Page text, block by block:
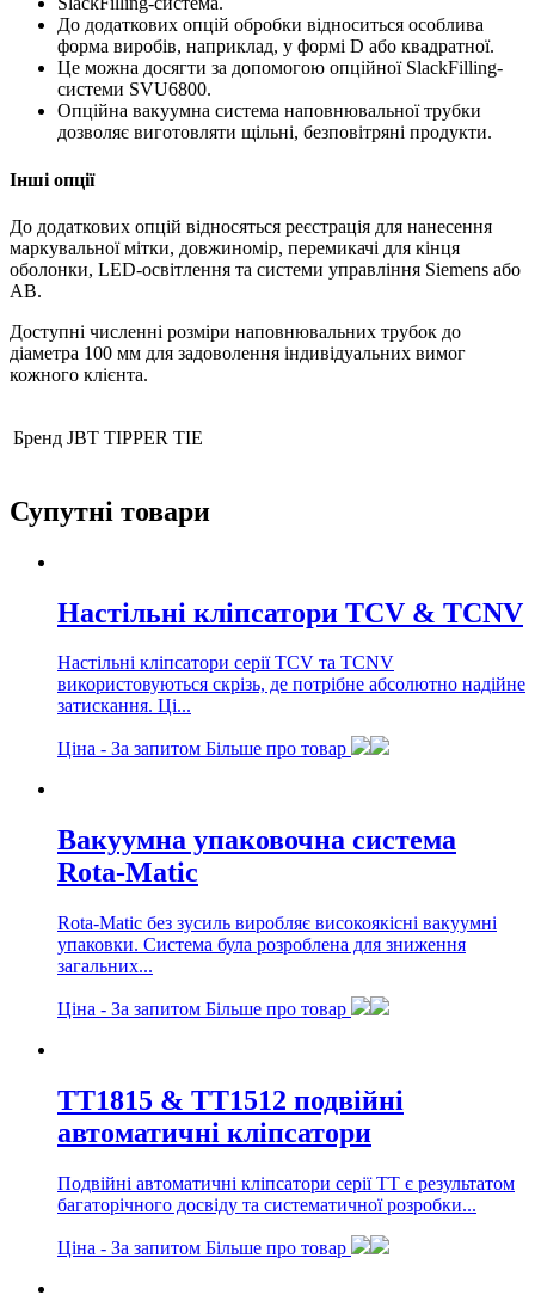
До додаткових опцій обробки відноситься особлива
форма виробів, наприклад, у формі D або квадратної.
Це можна досягти за допомогою опційної SlackFilling-
системи SVU6800.
Опційна вакуумна система наповнювальної трубки
дозволяє виготовляти щільні, безповітряні продукти.
Інші опції
До додаткових опцій відносяться реєстрація для нанесення
маркувальної мітки, довжиномір, перемикачі для кінця
оболонки, LED-освітлення та системи управління Siemens або
AB.
Доступні численні розміри наповнювальних трубок до
діаметра 100 мм для задоволення індивідуальних вимог
кожного клієнта.
Бренд JBT TIPPER TIE
Супутні товари
Настільні кліпсатори TCV & TCNV
Настільні кліпсатори серії TCV та TCNV
використовуються скрізь, де потрібне абсолютно надійне
затискання. Ці...
Ціна - За запитом Більше про товар
Вакуумна упаковочна система
Rota-Matic
Rota-Matic без зусиль виробляє високоякісні вакуумні
упаковки. Система була розроблена для зниження
загальних...
Ціна - За запитом Більше про товар
TT1815 & TT1512 подвійні
автоматичні кліпсатори
Подвійні автоматичні кліпсатори серії TT є результатом
багаторічного досвіду та систематичної розробки...
Ціна - За запитом Більше про товар